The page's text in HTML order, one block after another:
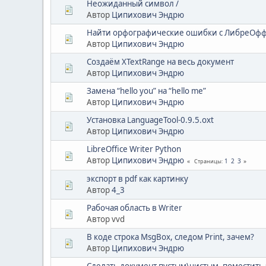
Неожиданный символ /
Автор Ципихович Эндрю
Найти орфографические ошибки с
Автор Ципихович Эндрю
Создаём XTextRange на весь документ
Автор Ципихович Эндрю
Замена “hello you” на “hello me”
Автор Ципихович Эндрю
Установка LanguageTool-0.9.5.oxt
Автор Ципихович Эндрю
LibreOffice Writer Python
Автор Ципихович Эндрю Страницы 1 2 3
экспорт в pdf как картинку
Автор4_3
Рабочая область в Writer
Автор vvd
В коде строка MsgBox, следом Print, зачем?
Автор Ципихович Эндрю